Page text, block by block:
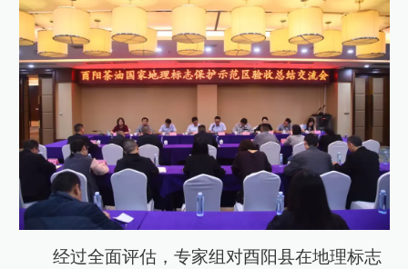
经过全面评估，专家组对酉阳县在地理标志